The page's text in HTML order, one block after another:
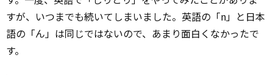
すが、いつまでも続いてしまいました。英語の「n」と日本
語の「ん」は同じではないので、あまり面白くなかったで
す。